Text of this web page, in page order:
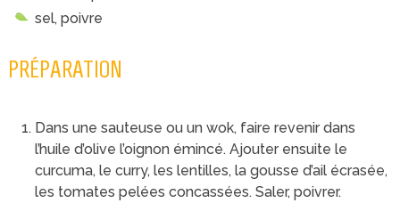
sel, poivre
PRÉPARATION
Dans une sauteuse ou un wok, faire revenir dans
l’huile d’olive l’oignon émincé. Ajouter ensuite le
curcuma, le curry, les lentilles, la gousse d’ail écrasée,
les tomates pelées concassées. Saler, poivrer.